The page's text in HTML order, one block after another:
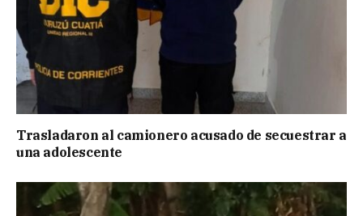
Trasladaron al camionero acusado de secuestrar a
una adolescente